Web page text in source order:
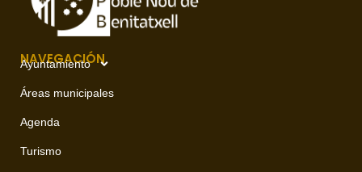
NAVEGACIÓN
Ayuntamiento
Áreas municipales
Agenda
Turismo